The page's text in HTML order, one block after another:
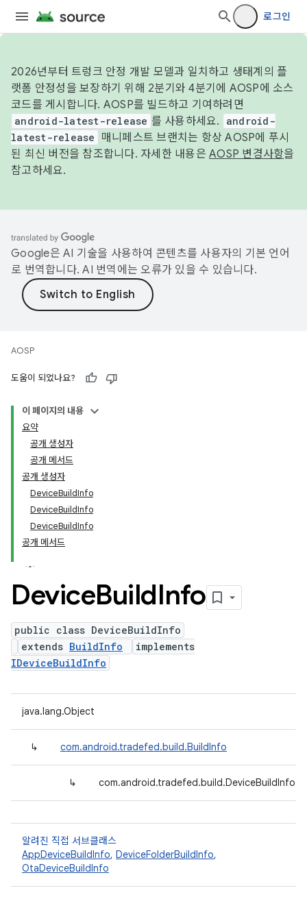
로그인
2026년부터 트렁크 안정 개발 모델과 일치하고 생태계의 플
랫폼 안정성을 보장하기 위해 2분기와 4분기에 AOSP에 소스
코드를 게시합니다. AOSP를 빌드하고 기여하려면
android-latest-release 를 사용하세요.
android-
latest-release
매니페스트 브랜치는 항상 AOSP에 푸시
된 최신 버전을 참조합니다. 자세한 내용은 AOSP 변경사항을
참고하세요.
Google은 AI 기술을 사용하여 콘텐츠를 사용자의 기본 언어
로 번역합니다. AI 번역에는 오류가 있을 수 있습니다.
AOSP
도움이 되었나요?
이 페이지의 내용
요약
공개 생성자
공개 메서드
공개 생성자
DeviceBuildInfo
DeviceBuildInfo
DeviceBuildInfo
공개 메서드
DeviceBuildInfo
public class DeviceBuildInfo
extends BuildInfo
implements
IDeviceBuildInfo
java.lang.Object
↳ com.android.tradefed.build.BuildInfo
↳ com.android.tradefed.build.DeviceBuildInfo
알려진 직접 서브클래스
AppDeviceBuildInfo, DeviceFolderBuildInfo,
OtaDeviceBuildInfo